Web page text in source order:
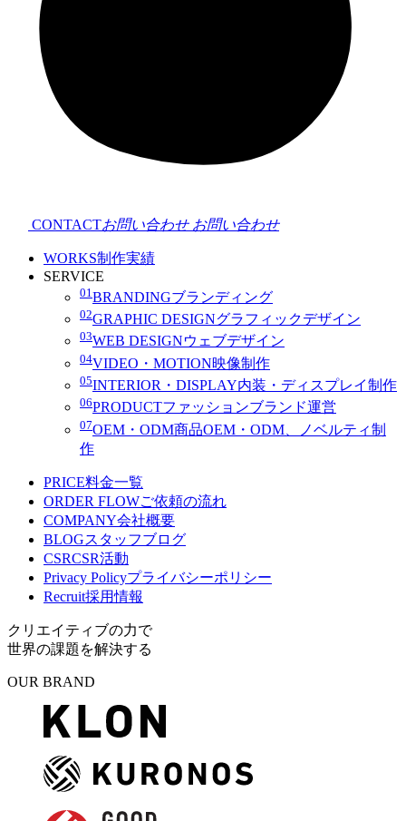
CONTACTお問い合わせ お問い合わせ
WORKS制作実績
SERVICE
01 BRANDINGブランディング
02GRAPHIC DESIGNグラフィックデザイン
03WEB DESIGNウェブデザイン
04VIDEO・MOTION映像制作
05INTERIOR・DISPLAY内装・ディスプレイ制作
06PRODUCTファッションブランド運営
07OEM・ODM商品OEM・ODM、ノベルティ制
作
PRICE料金一覧
ORDER FLOWご依頼の流れ
COMPANY会社概要
BLOGスタッフブログ
CSRCSR活動
Privacy Policyプライバシーポリシー
Recruit採用情報
クリエイティブの力で
世界の課題を解決する
OUR BRAND